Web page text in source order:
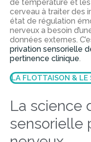
de température et
cerveau à traiter des
état de régulation
nerveux a besoin
données externes.
privation sensorielle
pertinence clinique.
LA FLOTTAISON & LE
La science
sensorielle